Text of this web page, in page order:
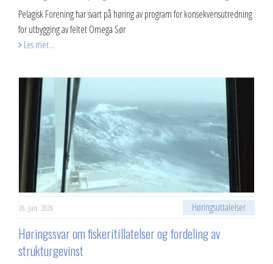
Pelagisk Forening har svart på høring av program for konsekvensutredning
for utbygging av feltet Omega Sør
Les mer...
26. jun. 2026 Høringsuttalelser
Høringssvar om fiskeritillatelser og fordeling av
strukturgevinst